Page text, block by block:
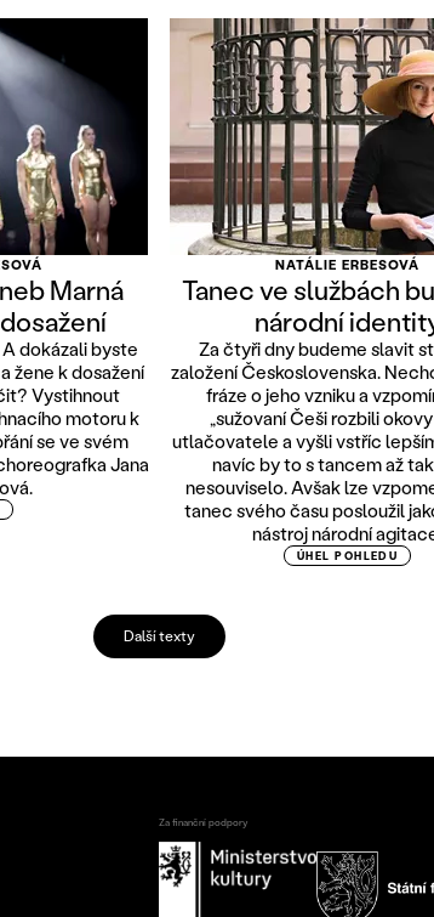
Marná
dokázali byste
žene k dosažení
Vystihnout
motoru k
se ve svém
Jana
NATÁLIE ERBESOVÁ
Tanec ve službách
národní
Za čtyři dny budeme slavit
založení Československa.
fráze o jeho vzniku a
„sužovaní Češi rozbili
utlačovatele a vyšli vstříc
navíc by to s tancem až
nesouviselo. Avšak lze
tanec svého času posloužil
nástroj národní
ÚHEL POHLEDU
Další texty
Za finanční podpory